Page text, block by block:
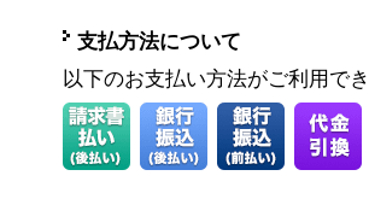
支払方法について
以下のお支払い方法がご利用で